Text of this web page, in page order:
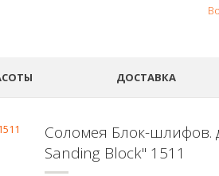
ДОСТАВКА
Соломея Блок-шлифов.
Sanding Block" 1511